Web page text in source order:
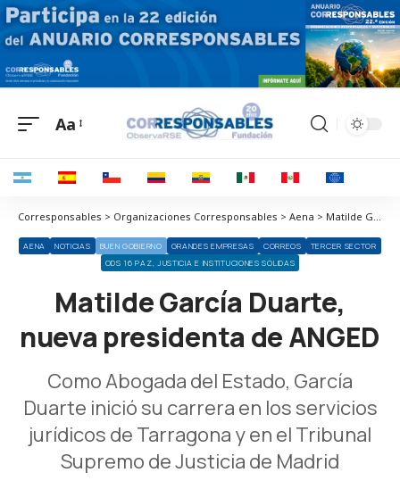
Aa
Corresponsables > Organizaciones Corresponsables > Aena > Matilde García Duarte, nueva presidenta de ANGED
AENA NOTICIAS BUEN GOBIERNO GRANDES EMPRESAS CORREOS
TERCER SECTOR
ODS 16 PAZ, JUSTICIA E INSTITUCIONES SÓLIDAS
Matilde García Duarte,
nueva presidenta de ANGED
Como Abogada del Estado, García
Duarte inició su carrera en los servicios
jurídicos de Tarragona y en el Tribunal
Supremo de Justicia de Madrid